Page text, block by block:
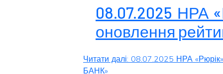
08.07.2025 НРА
оновлення
Читати далі: 08.07.2025 НРА
БАНК»